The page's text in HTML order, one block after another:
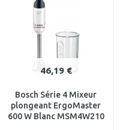
46,19 €
Bosch Série 4 Mixeur
plongeant ErgoMaster
600 W Blanc MSM4W210